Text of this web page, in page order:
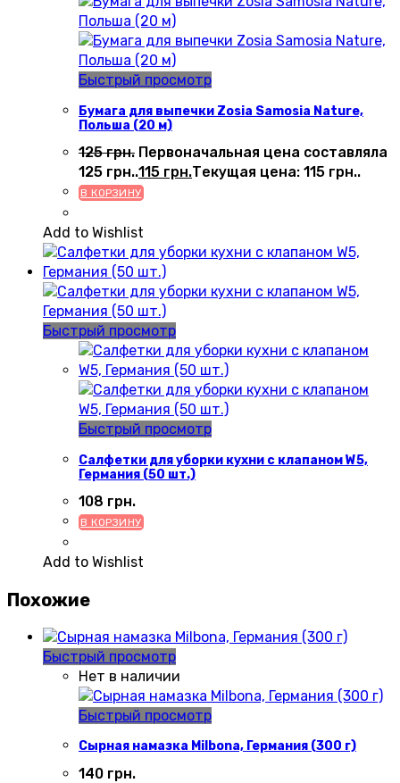
Быстрый просмотр
Бумага для выпечки Zosia Samosia Nature,
Польша (20 м)
125грн. Первоначальная цена составляла
125 грн..115 грн.Текущая цена: 115 грн..
В КОРЗИНУ
Add to Wishlist
Быстрый просмотр
Быстрый просмотр
Салфетки для уборки кухни с клапаном W5,
Германия (50 шт.)
108 грн.
В КОРЗИНУ
Add to Wishlist
Похожие
Быстрый просмотр
Нет в наличии
Быстрый просмотр
Сырная намазка Milbona, Германия (300 г)
140 грн.